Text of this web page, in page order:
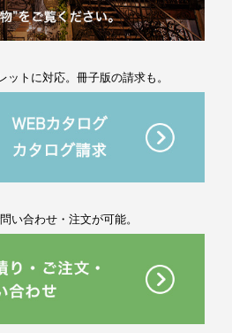
ットに対応。冊子版の請求も。
い合わせ・注文が可能。